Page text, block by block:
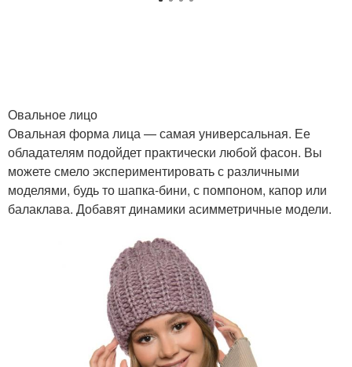
Овальное лицо
Овальная форма лица — самая универсальная. Ее
обладателям подойдет практически любой фасон. Вы
можете смело экспериментировать с различными
моделями, будь то шапка-бини, с помпоном, капор или
балаклава. Добавят динамики асимметричные модели.